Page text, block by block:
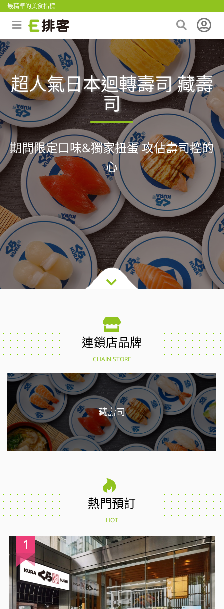
最精準的美食指標
超人氣日本迴轉壽司 藏壽
司
期間限定口味&獨家扭蛋 攻佔壽司控的
心
連鎖店品牌
CHAIN STORE
藏壽司
熱門預訂
HOT
1